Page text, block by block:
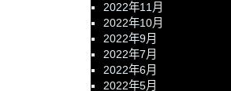
2022年11月
2022年10月
2022年9月
2022年7月
2022年6月
2022年5月